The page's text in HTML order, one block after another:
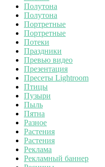
Полутона
Полутона
Портретные
Портретные
Потеки
Праздники
Превью видео
Презентация
Пресеты Lightroom
Птицы
Пузыри
Пыль
Пятна
Разное
Растения
Растения
Реклама
Рекламный баннер